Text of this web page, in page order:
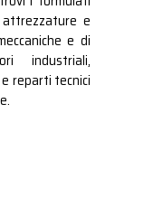
e
e di
industriali,
reparti tecnici